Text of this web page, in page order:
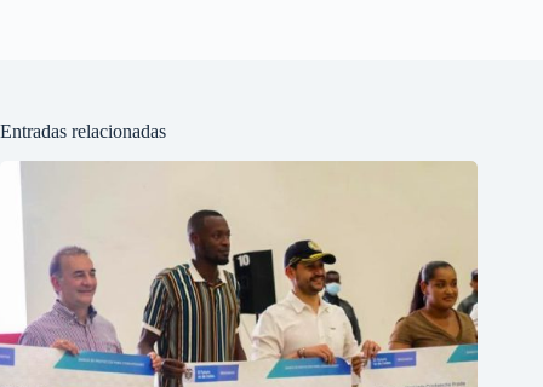
Entradas relacionadas